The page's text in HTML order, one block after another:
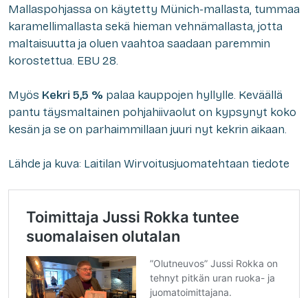
Mallaspohjassa on käytetty Münich-mallasta, tummaa
karamellimallasta sekä hieman vehnämallasta, jotta
maltaisuutta ja oluen vaahtoa saadaan paremmin
korostettua. EBU 28.
Myös Kekri 5,5 % palaa kauppojen hyllylle. Keväällä
pantu täysmaltainen pohjahiivaolut on kypsynyt koko
kesän ja se on parhaimmillaan juuri nyt kekrin aikaan.
Lähde ja kuva: Laitilan Wirvoitusjuomatehtaan tiedote